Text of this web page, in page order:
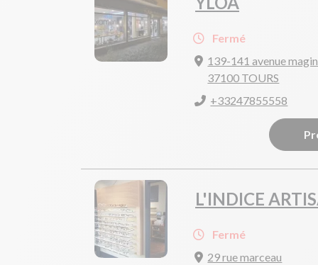
Fermé
139-141 avenue
37100 TOURS
+33247855558
L'INDICE
Fermé
29 rue marceau